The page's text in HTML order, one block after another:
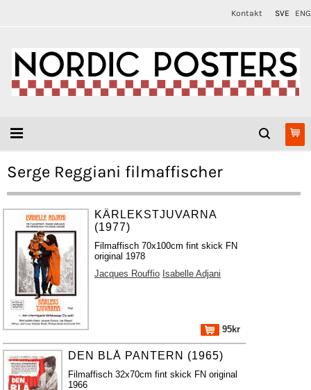
Kontakt SVE ENG
Serge Reggiani filmaffischer
KÄRLEKSTJUVARNA
(1977)
Filmaffisch 70x100cm fint skick FN
original 1978
Jacques Rouffio Isabelle Adjani
95kr
DEN BLÅ PANTERN (1965)
Filmaffisch 32x70cm fint skick FN original
1966